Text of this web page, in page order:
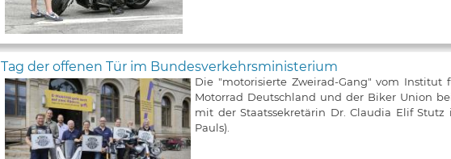
Tag der offenen Tür im Bundesverkehrsministerium
Die "motorisierte Zweirad-Gang" vom Institut
Motorrad Deutschland und der Biker Union
mit der Staatssekretärin Dr. Claudia Elif
Pauls).